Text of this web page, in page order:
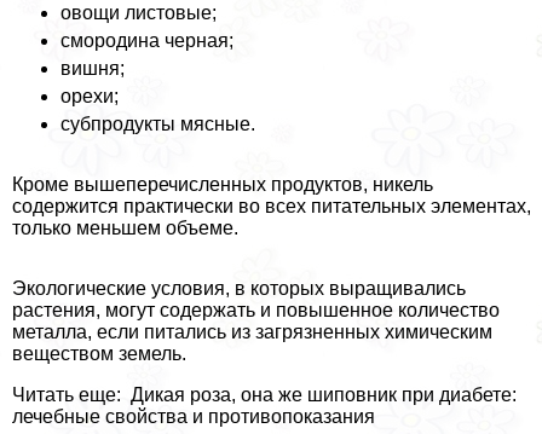
овощи листовые;
смородина черная;
вишня;
орехи;
субпродукты мясные.
Кроме вышеперечисленных продуктов, никель
содержится пpaктически во всех питательных элементах,
только меньшем объеме.
Экологические условия, в которых выращивались
растения, могут содержать и повышенное количество
металла, если питались из загрязненных химическим
веществом земель.
Читать еще: Дикая роза, она же шиповник при диабете:
лечебные свойства и противопоказания